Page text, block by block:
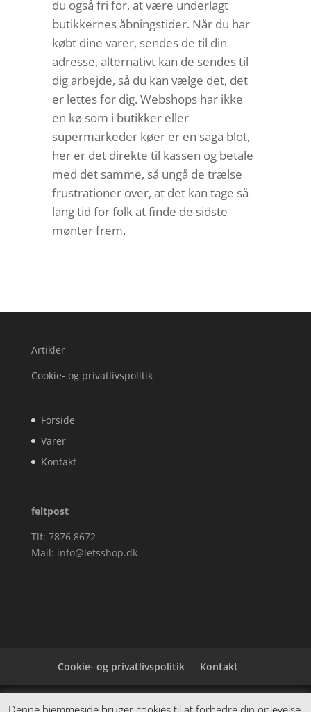
du også fri for, at være underlagt
butikkernes åbningstider. Når du har
købt dine varer, sendes de til din
adresse, alternativt kan de sendes til
dig arbejde, så du kan vælge det, det
er lettes for dig. Webshops har ikke
en kø som i butikker eller
supermarkeder køer er en saga blot,
her er det direkte til kassen og betale
med det samme, så ungå de trælse
frustrationer over, at det kan tage så
lang tid for folk at finde de sidste
mønter frem.
Artikler
Cookie- og privatlivspolitik
Forside
Varer
Kontakt
feltpost
Tlf: 7876 8672
Mail: info@letsshop.dk
Cookie- og privatlivspolitik Kontakt
Denne hjemmeside samler et bredt udvalg af
Denne hjemmeside bruger cookies til at forbedre din oplevelse.